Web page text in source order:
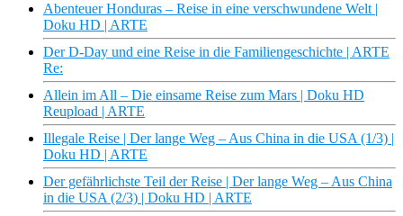
Abenteuer Honduras – Reise in eine verschwundene Welt |
Doku HD | ARTE
Der D-Day und eine Reise in die Familiengeschichte | ARTE
Re:
Allein im All – Die einsame Reise zum Mars | Doku HD
Reupload | ARTE
Illegale Reise | Der lange Weg – Aus China in die USA (1/3) |
Doku HD | ARTE
Der gefährlichste Teil der Reise | Der lange Weg – Aus China
in die USA (2/3) | Doku HD | ARTE